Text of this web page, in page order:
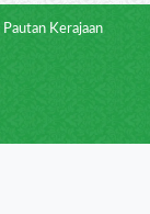
Pautan Kerajaan